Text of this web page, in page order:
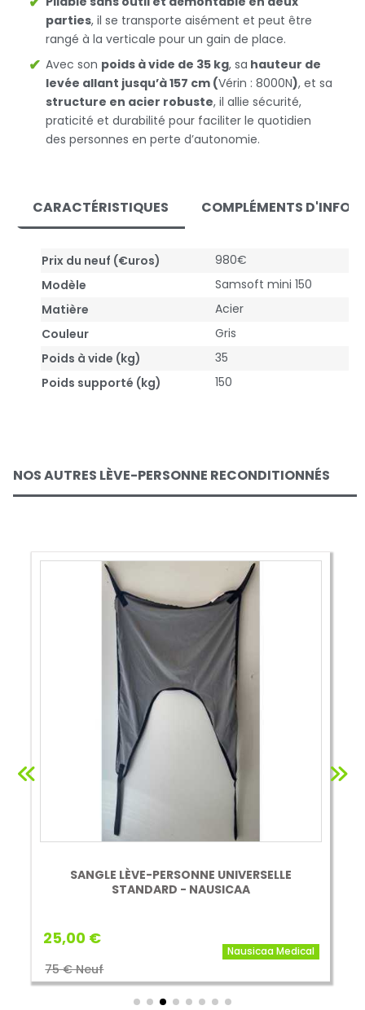
parties, il se transporte aisément et peut être
rangé à la verticale pour un gain de place.
Avec son poids à vide de 35 kg, sa hauteur de
levée allant jusqu’à 157 cm (Vérin : 8000N), et sa
structure en acier robuste, il allie sécurité,
praticité et durabilité pour faciliter le quotidien
des personnes en perte d’autonomie.
CARACTÉRISTIQUES COMPLÉMENTS
Prix du neuf (€uros)
980€
Modèle
Samsoft mini 150
Matière
Acier
Couleur
Gris
Poids à vide (kg)
35
Poids supporté (kg)
150
NOS AUTRES LÈVE-PERSONNE RECONDITIONNÉS
SANGLE LÈVE-PERSONNE UNIVERSELLE
STANDARD - NAUSICAA
25,00 €
75 € Neuf
Nausicaa Medical